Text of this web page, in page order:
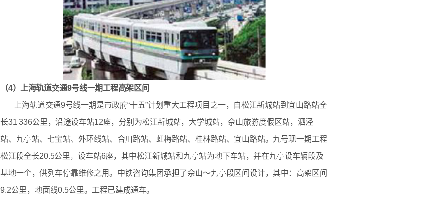
（4）上海轨道交通9号线一期工程高架区间
上海轨道交通9号线一期是市政府“十五”计划重大工程项目之一，自松江新城站到宜山路站全
长31.336公里，沿途设车站12座，分别为松江新城站，大学城站，佘山旅游度假区站，泗泾
站、九亭站、七宝站、外环线站、合川路站、虹梅路站、桂林路站、宜山路站。九号现一期工程
松江段全长20.5公里，设车站6座，其中松江新城站和九亭站为地下车站，并在九亭设车辆段及
基地一个，供列车停靠维修之用。中铁咨询集团承担了佘山～九亭段区间设计，其中：高架区间
9.2公里，地面线0.5公里。工程已建成通车。